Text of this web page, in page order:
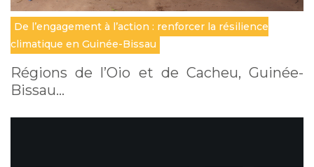
De l’engagement à l’action : renforcer la résilience
climatique en Guinée-Bissau
Régions de l’Oio et de Cacheu, Guinée-
Bissau…